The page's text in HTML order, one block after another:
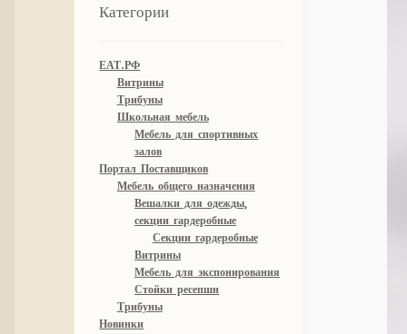
Категории
ЕАТ.РФ
Витрины
Трибуны
Школьная мебель
Мебель для спортивных
залов
Портал Поставщиков
Мебель общего назначения
Вешалки для одежды,
секции гардеробные
Секции гардеробные
Витрины
Мебель для экспонирования
Стойки ресепшн
Трибуны
Новинки